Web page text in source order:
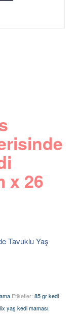
x 26
Tavuklu Yaş
Etiketler: 85 gr kedi
yaş kedi maması,